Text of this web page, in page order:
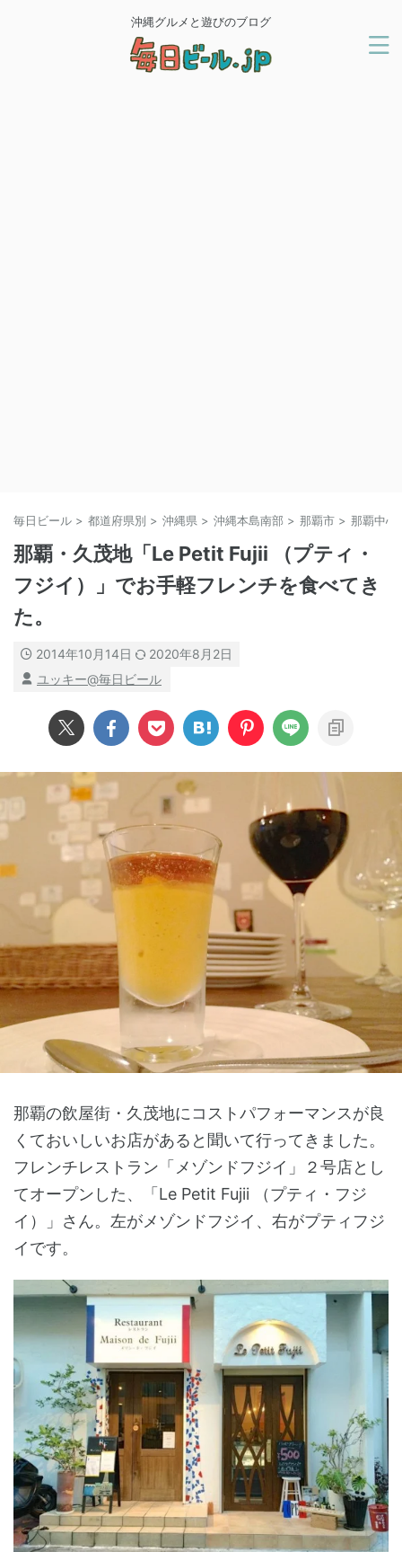
沖縄グルメと遊びのブログ
毎日ビール > 都道府県別 > 沖縄県 > 沖縄本島南部 > 那覇市 > 那覇中心
那覇・久茂地「Le Petit Fujii （プティ・
フジイ）」でお手軽フレンチを食べてき
た。
2014年10月14日
2020年8月2日
ユッキー@毎日ビール
那覇の飲屋街・久茂地にコストパフォーマンスが良
くておいしいお店があると聞いて行ってきました。
フレンチレストラン「メゾンドフジイ」２号店とし
てオープンした、「Le Petit Fujii （プティ・フジ
イ）」さん。左がメゾンドフジイ、右がプティフジ
イです。